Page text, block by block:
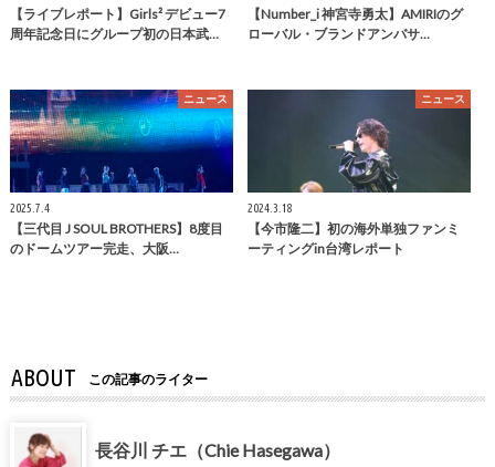
【ライブレポート】Girls² デビュー7
周年記念日にグループ初の日本武…
【Number_i 神宮寺勇太】AMIRIのグ
ローバル・ブランドアンバサ…
ニュース
2025.7.4
【三代目 J SOUL BROTHERS】8度目
のドームツアー完走、大阪…
ニュース
2024.3.18
【今市隆二】初の海外単独ファンミ
ーティングin台湾レポート
ABOUT この記事のライター
長谷川 チエ（Chie Hasegawa）